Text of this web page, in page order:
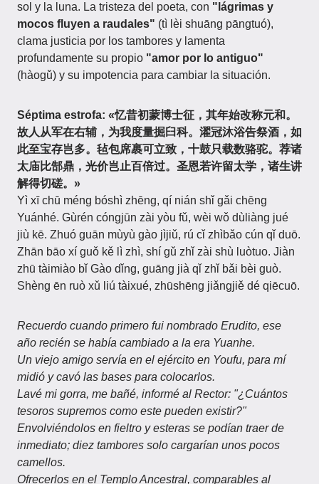
sol y la luna. La tristeza del poeta, con "lágrimas y
mocos fluyen a raudales" (tì lèi shuāng pāngtuó),
clama justicia por los tambores y lamenta
profundamente su propio "amor por lo antiguo"
(hàogǔ) y su impotencia para cambiar la situación.
Séptima estrofa: «忆昔初蒙博士征，其年始改称元和。
故人从军在右辅，为我度量掘臼科。濯冠沐浴告祭酒，如
此至宝存岂多。毡包席裹可立致，十鼓只载数骆驼。荐诸
太庙比郜鼎，光价岂止百倍过。圣恩若许留太学，诸生讲
解得切磋。»
Yì xī chū méng bóshì zhēng, qí nián shǐ gǎi chēng
Yuánhé. Gùrén cóngjūn zài yòu fǔ, wèi wǒ dùliàng jué
jiù kē. Zhuó guān mùyù gào jìjiǔ, rú cǐ zhìbǎo cún qǐ duō.
Zhān bāo xí guǒ kě lì zhì, shí gǔ zhǐ zài shù luòtuo. Jiàn
zhū tàimiào bǐ Gào dǐng, guāng jià qǐ zhǐ bǎi bèi guò.
Shèng ēn ruò xǔ liú tàixué, zhūshēng jiǎngjiě dé qiēcuō.
Recuerdo cuando primero fui nombrado Erudito, ese
año recién se había cambiado a la era Yuanhe.
Un viejo amigo servía en el ejército en Youfu, para mí
midió y cavó las bases para colocarlos.
Lavé mi gorra, me bañé, informé al Rector: "¿Cuántos
tesoros supremos como este pueden existir?"
Envolviéndolos en fieltro y esteras se podían traer de
inmediato; diez tambores solo cargarían unos pocos
camellos.
Ofrecerlos en el Templo Ancestral, comparables al